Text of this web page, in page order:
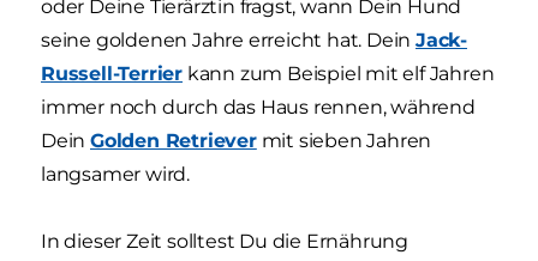
oder Deine Tierärztin fragst, wann Dein Hund
seine goldenen Jahre erreicht hat. Dein Jack-
Russell-Terrier kann zum Beispiel mit elf Jahren
immer noch durch das Haus rennen, während
Dein Golden Retrievermit sieben Jahren
langsamer wird.
In dieser Zeit solltest Du die Ernährung